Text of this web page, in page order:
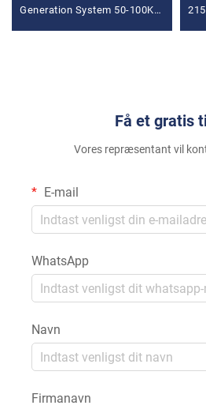
Generation System 50-100KW
Få et gratis
Vores repræsentant vil
E-mail
WhatsApp
Navn
Firmanavn